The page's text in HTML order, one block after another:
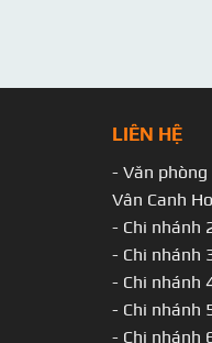
LIÊN HỆ
- Văn
Vân Canh
- Chi nhánh
- Chi nhánh
- Chi nhánh
- Chi nhánh
- Chi nhánh